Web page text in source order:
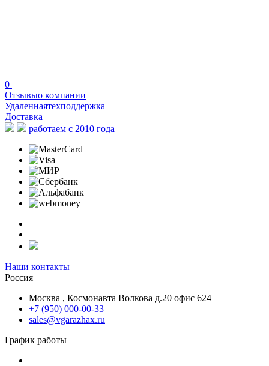
0
Отзывыо компании
Удаленнаятехподдержка
Доставка
работаем с 2010 года
Наши контакты
Россия
Москва , Космонавта Волкова д.20 офис 624
+7 (950) 000-00-33
sales@vgarazhax.ru
График работы